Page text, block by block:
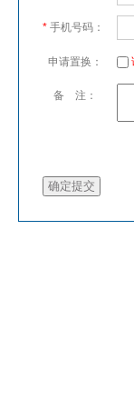
* 手机号码：
申请置换：
备 注：